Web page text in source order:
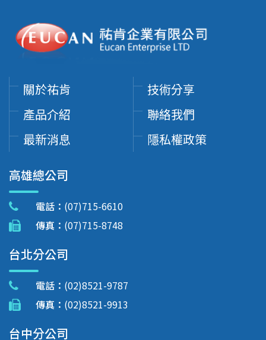
關於祐肯
產品介紹
最新消息
技術分享
聯絡我們
隱私權政策
高雄總公司
電話： (07)715-6610
傳真： (07)715-8748
台北分公司
電話： (02)8521-9787
傳真： (02)8521-9913
台中分公司